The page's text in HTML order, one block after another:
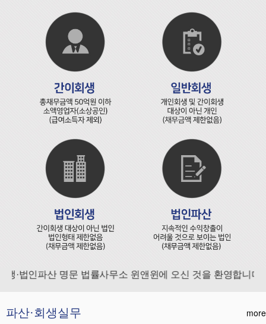
·법인파산 명문 법률사무소 윈앤윈에 오신 것을 환영합니다.
파산·회생실무 more